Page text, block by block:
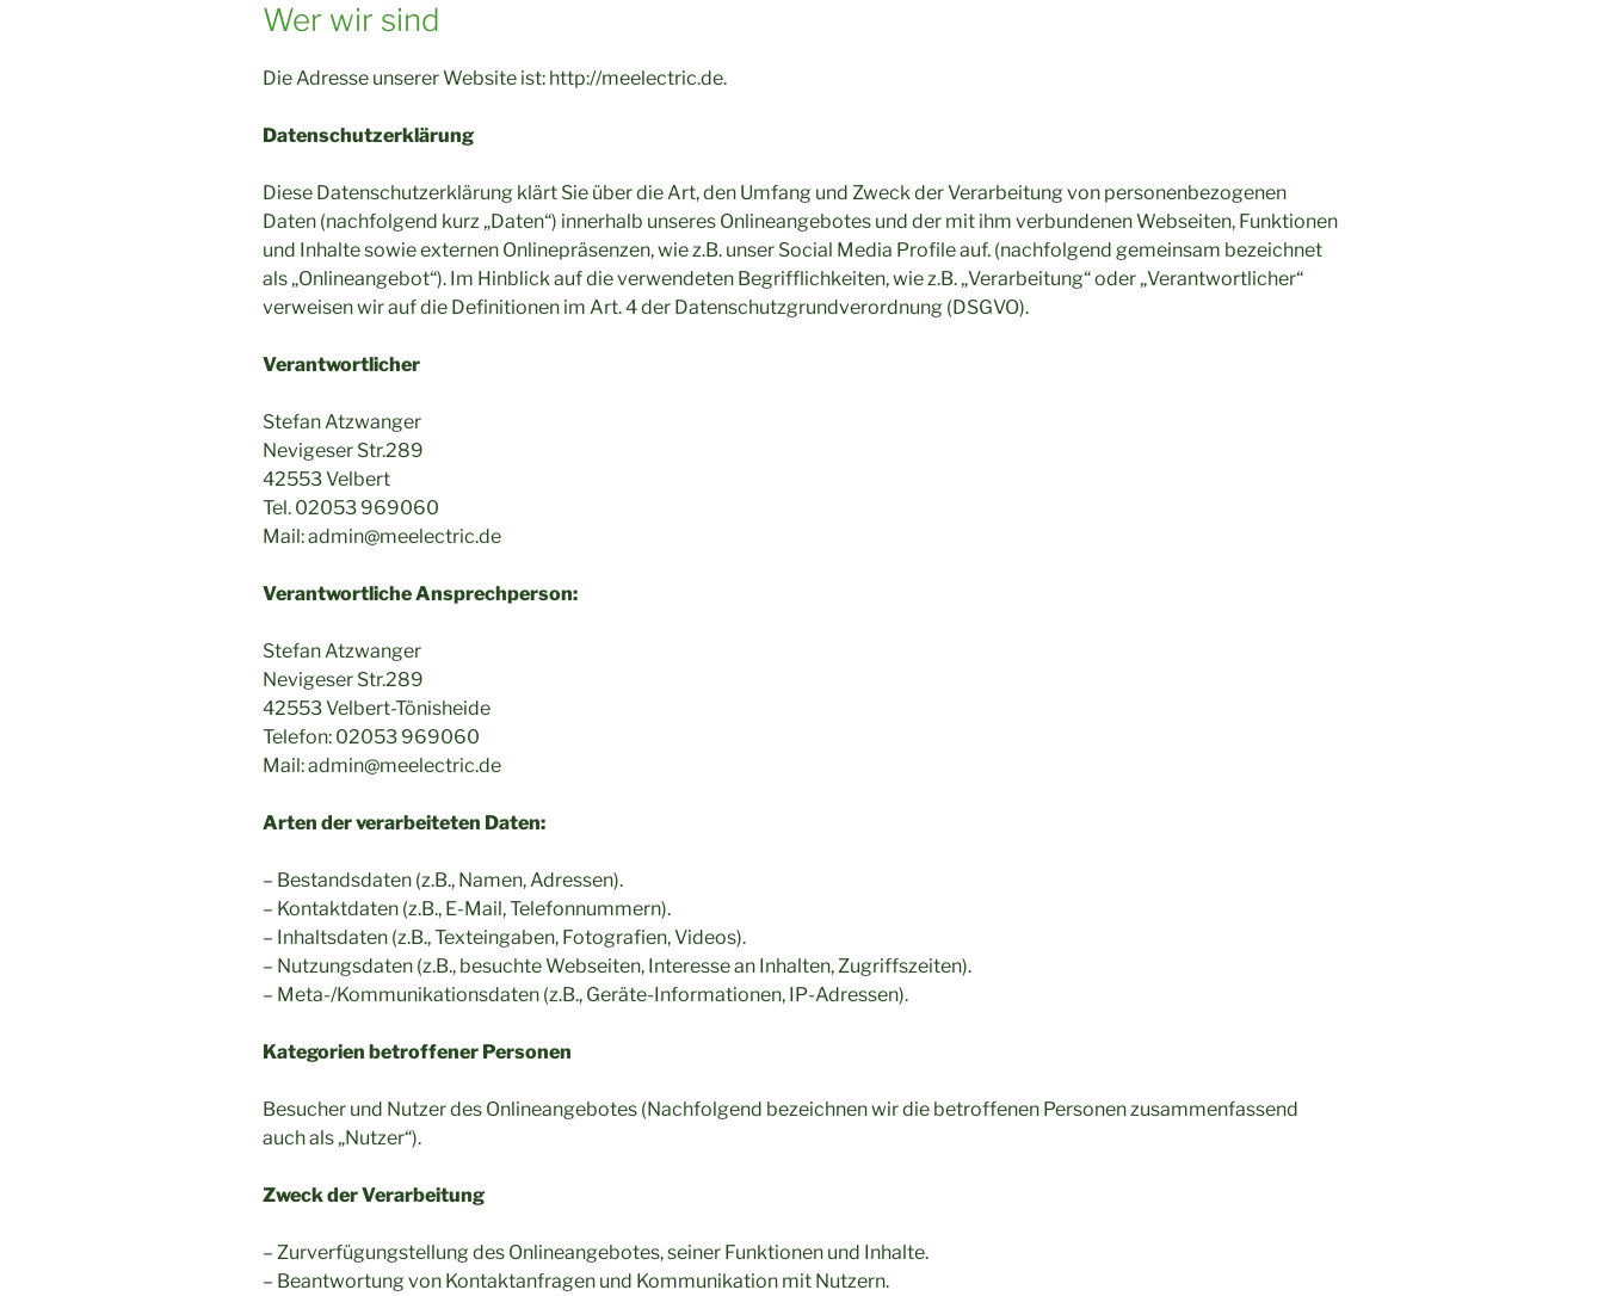
Wer wir sind
Die Adresse unserer Website ist: http://meelectric.de.
Datenschutzerklärung
Diese Datenschutzerklärung klärt Sie über die Art, den Umfang und Zweck der Verarbeitung von personenbezogenen
Daten (nachfolgend kurz „Daten“) innerhalb unseres Onlineangebotes und der mit ihm verbundenen Webseiten, Funktionen
und Inhalte sowie externen Onlinepräsenzen, wie z.B. unser Social Media Profile auf. (nachfolgend gemeinsam bezeichnet
als „Onlineangebot“). Im Hinblick auf die verwendeten Begrifflichkeiten, wie z.B. „Verarbeitung“ oder „Verantwortlicher“
verweisen wir auf die Definitionen im Art. 4 der Datenschutzgrundverordnung (DSGVO).
Verantwortlicher
Stefan Atzwanger
Nevigeser Str.289
42553 Velbert
Tel. 02053 969060
Mail: admin@meelectric.de
Verantwortliche Ansprechperson:
Stefan Atzwanger
Nevigeser Str.289
42553 Velbert-Tönisheide
Telefon: 02053 969060
Mail: admin@meelectric.de
Arten der verarbeiteten Daten:
– Bestandsdaten (z.B., Namen, Adressen).
– Kontaktdaten (z.B., E-Mail, Telefonnummern).
– Inhaltsdaten (z.B., Texteingaben, Fotografien, Videos).
– Nutzungsdaten (z.B., besuchte Webseiten, Interesse an Inhalten, Zugriffszeiten).
– Meta-/Kommunikationsdaten (z.B., Geräte-Informationen, IP-Adressen).
Kategorien betroffener Personen
Besucher und Nutzer des Onlineangebotes (Nachfolgend bezeichnen wir die betroffenen Personen zusammenfassend
auch als „Nutzer“).
Zweck der Verarbeitung
– Zurverfügungstellung des Onlineangebotes, seiner Funktionen und Inhalte.
– Beantwortung von Kontaktanfragen und Kommunikation mit Nutzern.